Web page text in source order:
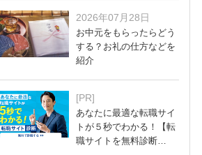
2026年07月28日
お中元をもらったらどう
する？お礼の仕方などを
紹介
[PR]
あなたに最適な転職サイ
トが５秒でわかる！【転
職サイトを無料診断…